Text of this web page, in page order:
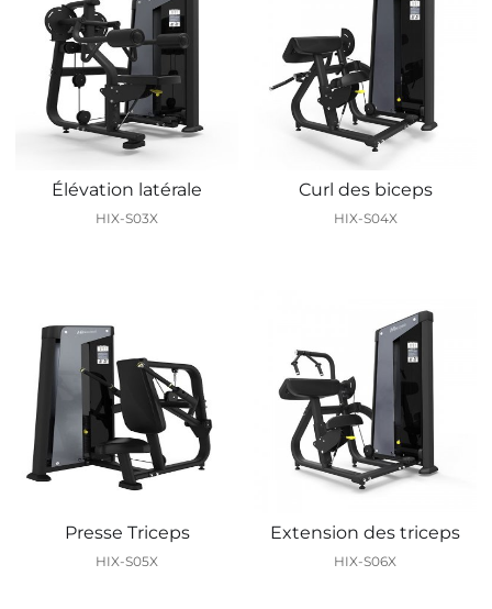
Élévation latérale
HIX-S03X
Curl des biceps
HIX-S04X
Presse Triceps
HIX-S05X
Extension des triceps
HIX-S06X